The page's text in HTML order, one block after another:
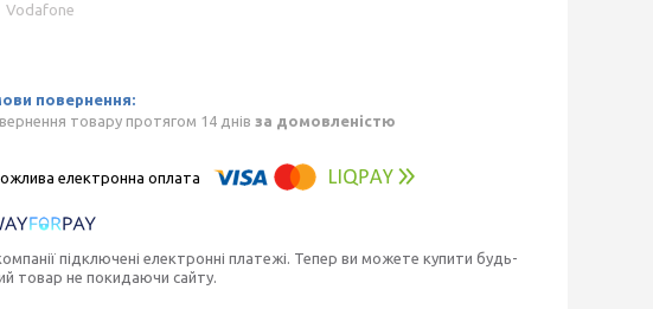
Vodafone
товару протягом 14 днів за домовленістю
підключені електронні платежі. Тепер ви можете купити будь-
товар не покидаючи сайту.